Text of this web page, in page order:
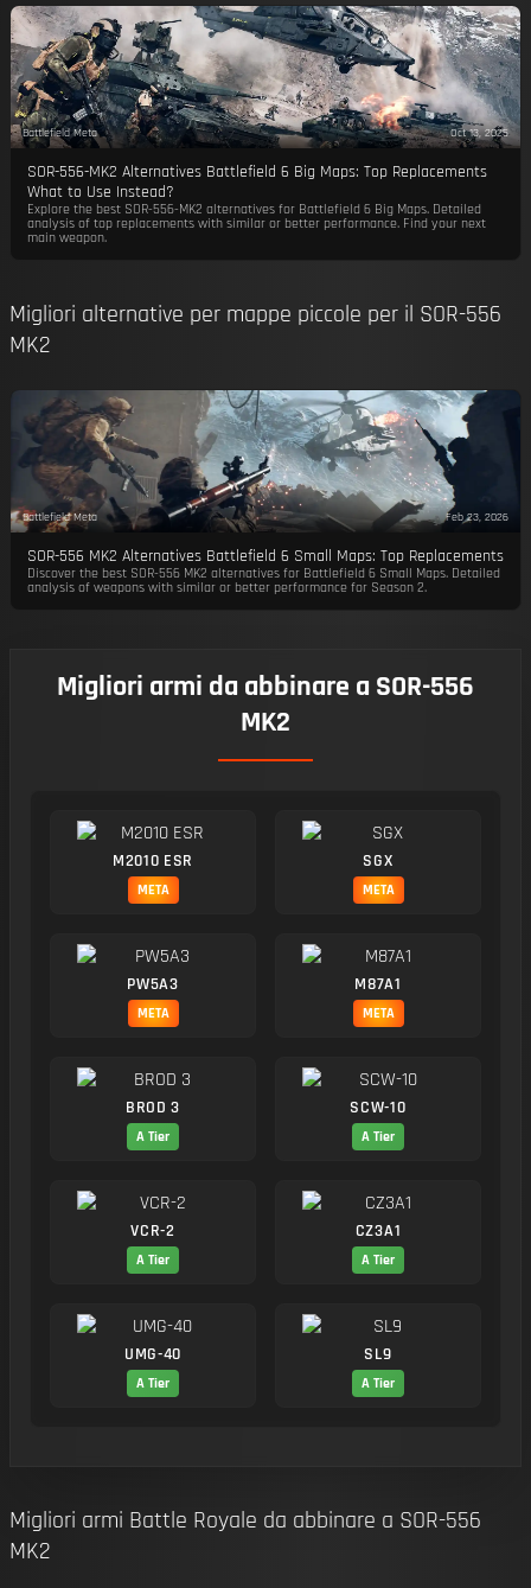
Battlefield Meta Oct 13, 2025
SOR-556-MK2 Alternatives Battlefield 6 Big Maps: Top Replacements
What to Use Instead?
Explore the best SOR-556-MK2 alternatives for Battlefield 6 Big Maps. Detailed
analysis of top replacements with similar or better performance. Find your next
main weapon.
Migliori alternative per mappe piccole per il SOR-556
MK2
Battlefield Meta Feb 23, 2026
SOR-556 MK2 Alternatives Battlefield 6 Small Maps: Top Replacements
Discover the best SOR-556 MK2 alternatives for Battlefield 6 Small Maps. Detailed
analysis of weapons with similar or better performance for Season 2.
Migliori armi da abbinare a SOR-556
MK2
M2010 ESR
META
SGX
META
PW5A3
META
M87A1
META
BROD 3
A Tier
SCW-10
A Tier
VCR-2
A Tier
CZ3A1
A Tier
UMG-40
A Tier
SL9
A Tier
Migliori armi Battle Royale da abbinare a SOR-556
MK2